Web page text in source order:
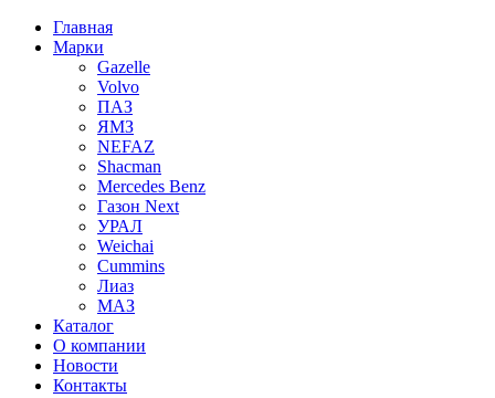
Главная
Марки
Gazelle
Volvo
ПАЗ
ЯМЗ
NEFAZ
Shacman
Mercedes Benz
Газон Next
УРАЛ
Weichai
Cummins
Лиаз
МАЗ
Каталог
О компании
Новости
Контакты